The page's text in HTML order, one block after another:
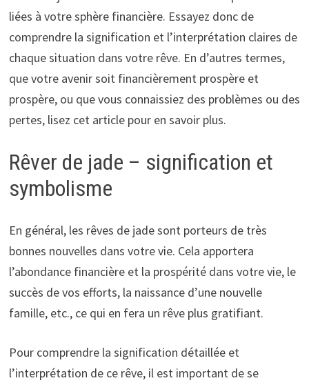
liées à votre sphère financière. Essayez donc de
comprendre la signification et l’interprétation claires de
chaque situation dans votre rêve. En d’autres termes,
que votre avenir soit financièrement prospère et
prospère, ou que vous connaissiez des problèmes ou des
pertes, lisez cet article pour en savoir plus.
Rêver de jade – signification et
symbolisme
En général, les rêves de jade sont porteurs de très
bonnes nouvelles dans votre vie. Cela apportera
l’abondance financière et la prospérité dans votre vie, le
succès de vos efforts, la naissance d’une nouvelle
famille, etc., ce qui en fera un rêve plus gratifiant.
Pour comprendre la signification détaillée et
l’interprétation de ce rêve, il est important de se